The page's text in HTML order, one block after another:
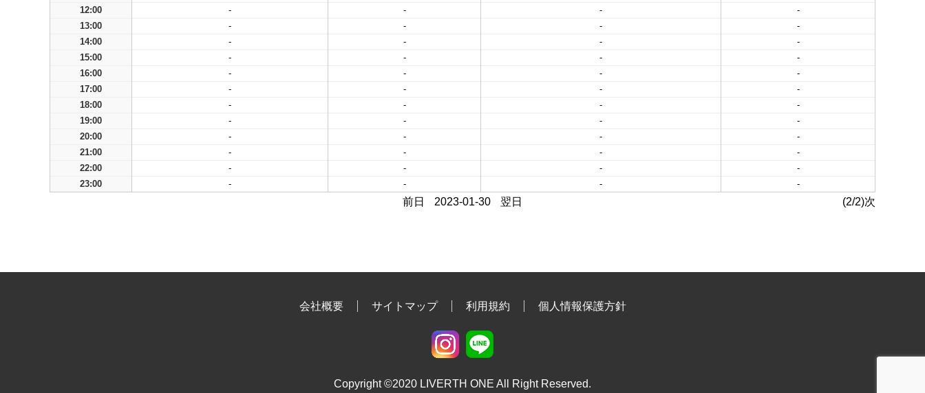
12:00
- - -
-
13:00
- - -
-
14:00
- - -
-
15:00
- - -
-
16:00
- - -
-
17:00
- - -
-
18:00
- - -
-
19:00
- - -
-
20:00
- - -
-
21:00
- - -
-
22:00
- - -
-
23:00
- - - -
前日 2023-01-30 翌日 (2/2)次
会社概要 サイトマップ 利用規約 個人情報保護方針
Copyright ©2020 LIVERTH ONE All Right Reserved.